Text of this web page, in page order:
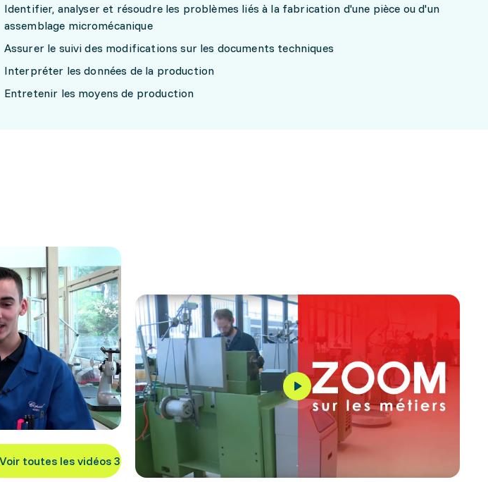
Identifier, analyser et résoudre les problèmes liés à la fabrication d'une pièce ou d'un
assemblage micromécanique
Assurer le suivi des modifications sur les documents techniques
Interpréter les données de la production
Entretenir les moyens de production
Voir toutes les vidéos 3